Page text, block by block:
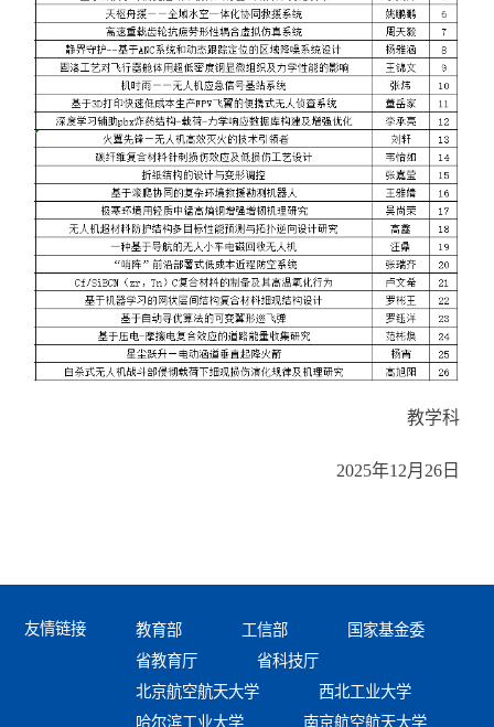
教学科
2025年12月26日
友情链接 教育部 工信部
国家基金委
省教育厅
省科技厅
北京航空航天大学
西北工业大学
哈尔滨工业大学
南京航空航天大学